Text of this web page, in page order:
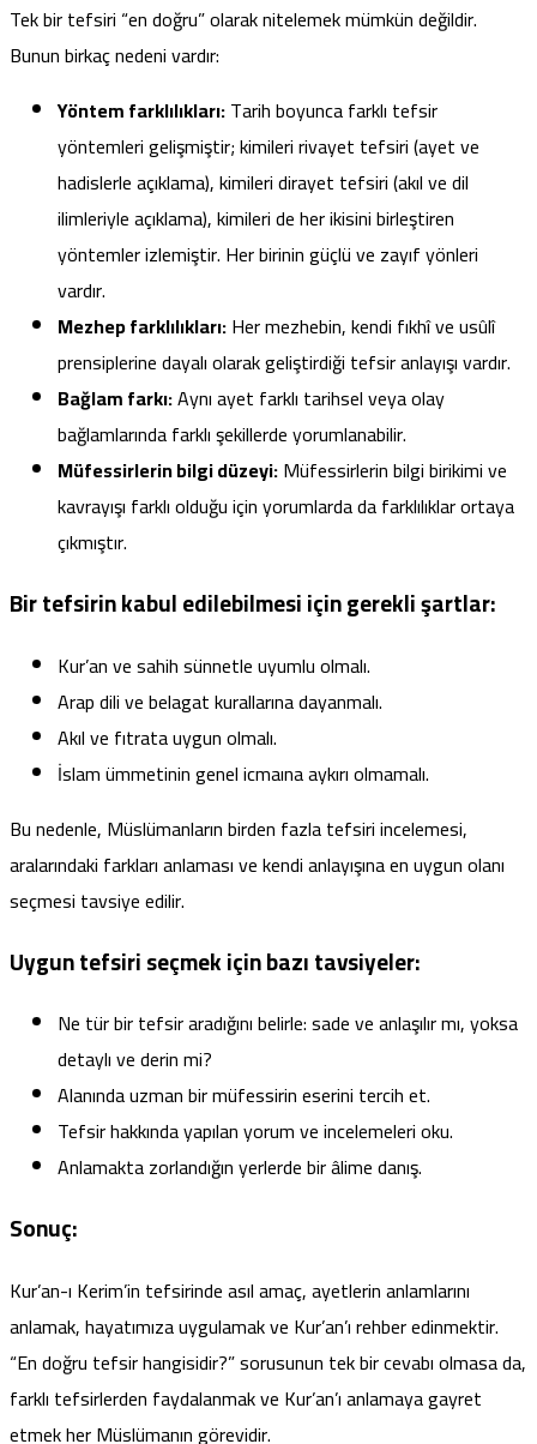
Tek bir tefsiri “en doğru” olarak nitelemek mümkün değildir.
Bunun birkaç nedeni vardır:
Yöntem farklılıkları:Tarih boyunca farklı tefsir
yöntemleri gelişmiştir; kimileri rivayet tefsiri (ayet ve
hadislerle açıklama), kimileri dirayet tefsiri (akıl ve dil
ilimleriyle açıklama), kimileri de her ikisini birleştiren
yöntemler izlemiştir. Her birinin güçlü ve zayıf yönleri
vardır.
Mezhep farklılıkları:Her mezhebin, kendi fıkhî ve usûlî
prensiplerine dayalı olarak geliştirdiği tefsir anlayışı vardır.
Bağlam farkı:Aynı ayet farklı tarihsel veya olay
bağlamlarında farklı şekillerde yorumlanabilir.
Müfessirlerin bilgi düzeyi:Müfessirlerin bilgi birikimi ve
kavrayışı farklı olduğu için yorumlarda da farklılıklar ortaya
çıkmıştır.
Bir tefsirin kabul edilebilmesi için gerekli şartlar:
Kur’an ve sahih sünnetle uyumlu olmalı.
Arap dili ve belagat kurallarına dayanmalı.
Akıl ve fıtrata uygun olmalı.
İslam ümmetinin genel icmaına aykırı olmamalı.
Bu nedenle, Müslümanların birden fazla tefsiri incelemesi,
aralarındaki farkları anlaması ve kendi anlayışına en uygun olanı
seçmesi tavsiye edilir.
Uygun tefsiri seçmek için bazı tavsiyeler:
Ne tür bir tefsir aradığını belirle: sade ve anlaşılır mı, yoksa
detaylı ve derin mi?
Alanında uzman bir müfessirin eserini tercih et.
Tefsir hakkında yapılan yorum ve incelemeleri oku.
Anlamakta zorlandığın yerlerde bir âlime danış.
Sonuç:
Kur’an-ı Kerim’in tefsirinde asıl amaç, ayetlerin anlamlarını
anlamak, hayatımıza uygulamak ve Kur’an’ı rehber edinmektir.
“En doğru tefsir hangisidir?” sorusunun tek bir cevabı olmasa da,
farklı tefsirlerden faydalanmak ve Kur’an’ı anlamaya gayret
etmek her Müslümanın görevidir.